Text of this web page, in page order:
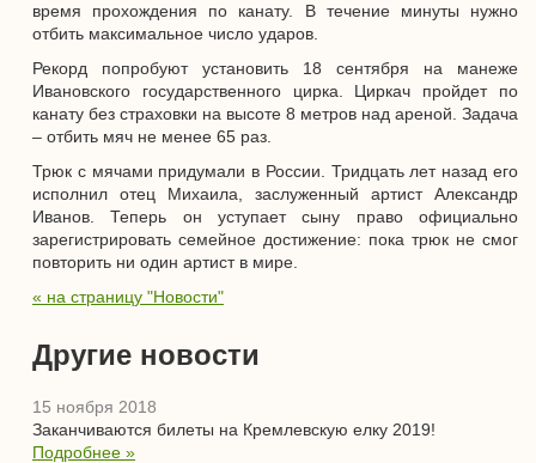
время прохождения по канату. В течение минуты нужно
отбить максимальное число ударов.
Рекорд попробуют установить 18 сентября на манеже
Ивановского государственного цирка. Циркач пройдет по
канату без страховки на высоте 8 метров над ареной. Задача
– отбить мяч не менее 65 раз.
Трюк с мячами придумали в России. Тридцать лет назад его
исполнил отец Михаила, заслуженный артист Александр
Иванов. Теперь он уступает сыну право официально
зарегистрировать семейное достижение: пока трюк не смог
повторить ни один артист в мире.
« на страницу "Новости"
Другие новости
15 ноября 2018
Заканчиваются билеты на Кремлевскую елку 2019!
Подробнее »